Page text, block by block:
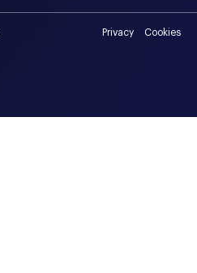
Privacy Cookies